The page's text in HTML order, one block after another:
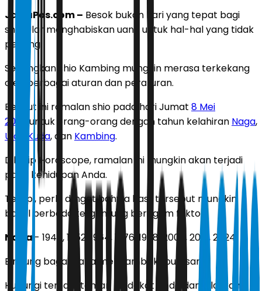
JawaPos.com – Besok bukan hari yang tepat bagi
shio Ular menghabiskan uang untuk hal-hal yang tidak
penting.
Sedangkan shio Kambing mungkin merasa terkekang
oleh berbagai aturan dan peraturan.
Berikut ini ramalan shio pada hari Jumat 8 Mei
2026
untuk orang-orang dengan tahun kelahiran Naga,
Ular
Kuda, dan Kambing.
Dikutip Horoscope, ramalan ini mungkin akan terjadi
pada kehidupan Anda.
Tetapi, perlu diingat bahwa hasil tersebut mungkin
bakal berbeda tergantung beragam faktor.
Naga - 1940, 1952, 1964, 1976, 1988, 2000, 2012, 2024
Bingung bagaimana mengambil keputusan?
Hubungi teman-teman terdekat Anda dan jelaskan